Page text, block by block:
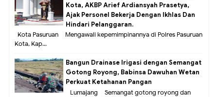
Kota, AKBP Arief Ardiansyah Prasetya,
Ajak Personel Bekerja Dengan Ikhlas Dan
Hindari Pelanggaran.
Kota Pasuruan – Mengawali kepemimpinannya di Polres Pasuruan
Kota, Kap...
Bangun Drainase Irigasi dengan Semangat
Gotong Royong, Babinsa Dawuhan Wetan
Perkuat Ketahanan Pangan
Lumajang – Semangat gotong royong dan